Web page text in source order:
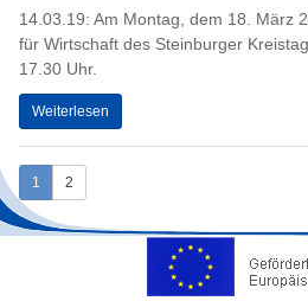
14.03.19: Am Montag, dem 18. März
für Wirtschaft des Steinburger
17.30 Uhr.
Weiterlesen
1 2